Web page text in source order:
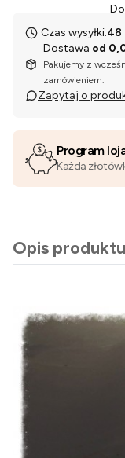
Czas wysyłki:48
Dostawa od
Pakujemy z
zamówieniem.
Zapytaj o
Program
Każda
Opis produktu